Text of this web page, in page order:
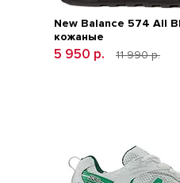
New Balance 574 All
кожаные
5 950 р. 11 990 р.